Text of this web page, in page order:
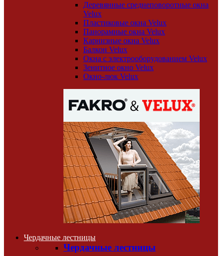
Деревянные среднеповоротные окна
Velux
Пластиковые окна Velux
Панорамные окна Velux
Карнизные окна Velux
Балкон Velux
Окна с электрооборудованием Velux
Зенитное окно Velux
Окно-люк Velux
Чердачные лестницы
Чердачные лестницы